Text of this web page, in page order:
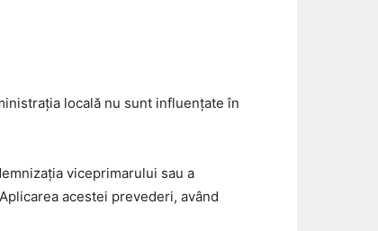
locală nu sunt influențate în
viceprimarului sau a
acestei prevederi, având